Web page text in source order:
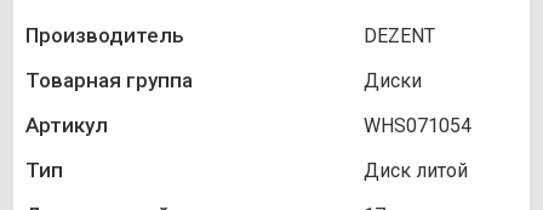
Производитель DEZENT
Товарная группа Диски
Артикул WHS071054
Тип Диск литой